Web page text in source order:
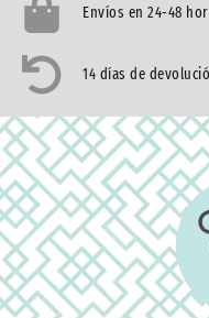
Envíos en 24-48
14 días de